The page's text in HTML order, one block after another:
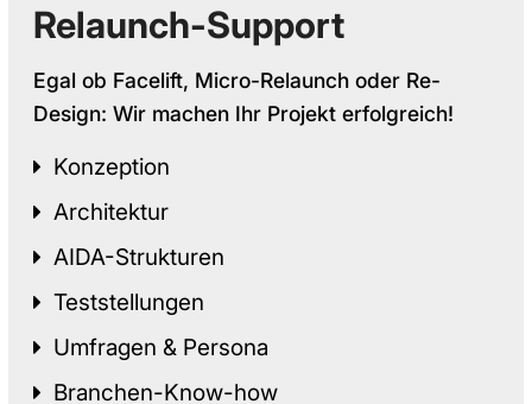
Relaunch-Support
Egal ob Facelift, Micro-Relaunch oder Re-
Design: Wir machen Ihr Projekt erfolgreich!
Konzeption
Architektur
AIDA-Strukturen
Teststellungen
Umfragen & Persona
Branchen-Know-how